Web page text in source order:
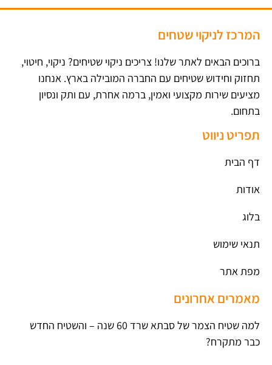
המרכז לניקוי שטחים
ברוכים הבאים לאתר שלנו! צריכים ניקוי שטיחים? ניקוי, חיטוי,
תחזוק וחידוש שטיחים עם החברה המובילה בארץ​. אנחנו
מציעים שירות מקצועי ואמין, ברמה אחרת, עם ותק ונסיון
בתחום.
תפריט ניווט
דף הבית
אודות
בלוג
תנאי שימוש
מפת אתר
מאמרים אחרונים
למה שטיח הצמר של סבתא שרד 60 שנה – והשטיח החדש
כבר מתקרח?